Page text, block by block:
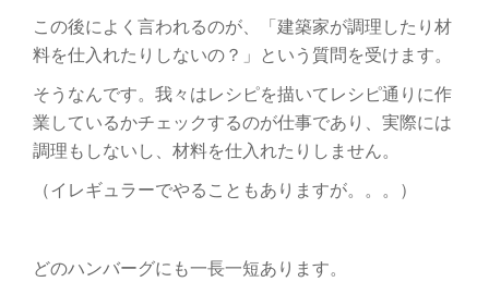
この後によく言われるのが、「建築家が調理したり材
料を仕入れたりしないの？」という質問を受けます。
そうなんです。我々はレシピを描いてレシピ通りに作
業しているかチェックするのが仕事であり、実際には
調理もしないし、材料を仕入れたりしません。
（イレギュラーでやることもありますが。。。）
どのハンバーグにも一長一短あります。